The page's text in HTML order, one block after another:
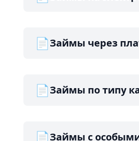
📄Займы через
📄Займы по типу
📄Займы с